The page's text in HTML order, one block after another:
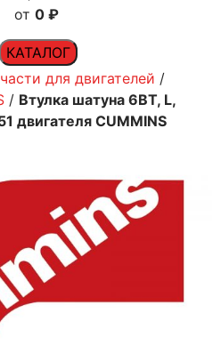
0 ₽
КАТАЛОГ
для двигателей /
/ Втулка шатуна 6BТ, L,
двигателя CUMMINS